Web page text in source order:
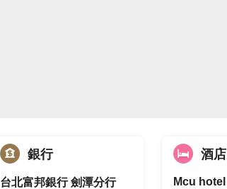
銀行
台北富邦銀行 劍潭分行
酒店
Mcu hotel